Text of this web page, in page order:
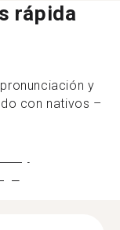
rápida
y
con nativos –